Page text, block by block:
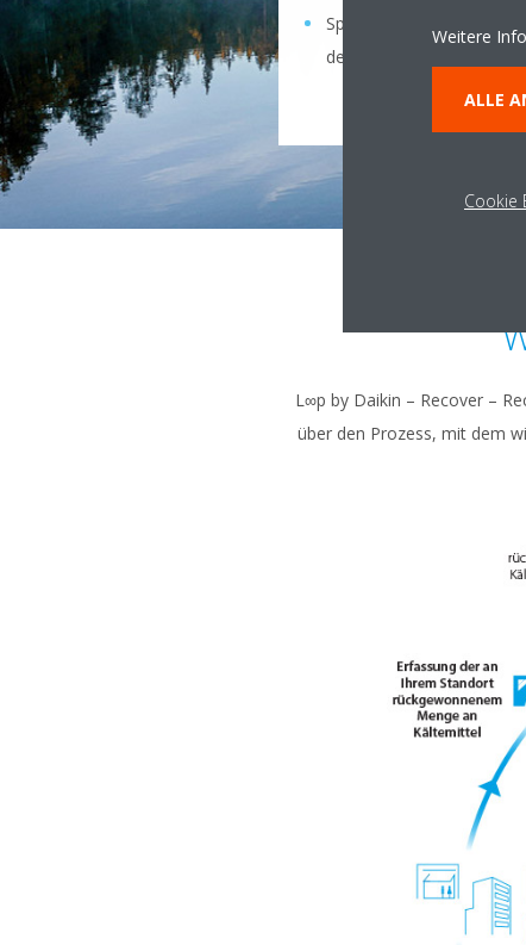
Sparen Sie Kosten für die
des alten Kältemittels.
L∞p by Daikin – Recover –
über den Prozess, mit dem
Weitere
ALLE
Cookie